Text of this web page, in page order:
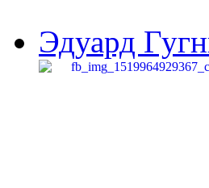
Эдуард